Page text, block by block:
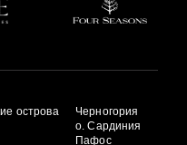
острова
Черногория
о. Сардиния
Пафос